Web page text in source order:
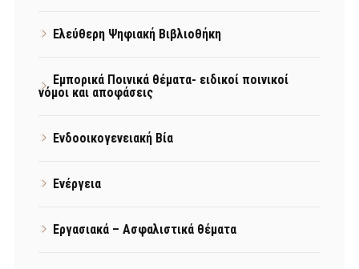
Ελεύθερη Ψηφιακή Βιβλιοθήκη
Εμπορικά Ποινικά θέματα- ειδικοί ποινικοί
νόμοι και αποφάσεις
Ενδοοικογενειακή Βία
Ενέργεια
Εργασιακά – Ασφαλιστικά θέματα